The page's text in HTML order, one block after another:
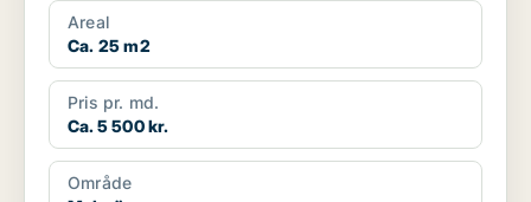
Areal
Ca. 25 m2
Pris pr. md.
Ca. 5 500 kr.
Område